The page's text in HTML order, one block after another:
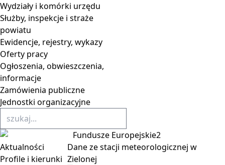
Wydziały i komórki urzędu
Służby, inspekcje i straże
powiatu
Ewidencje, rejestry, wykazy
Oferty pracy
Ogłoszenia, obwieszczenia,
informacje
Zamówienia publiczne
Jednostki organizacyjne
Dane ze stacji meteorologicznej w
Zielonej
Aktualności
Profile i kierunki